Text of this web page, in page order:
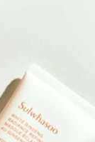
ြီး ကျန်းမာတဲ့
ေးလဲပါတော့
လာစေမှာ အသေ